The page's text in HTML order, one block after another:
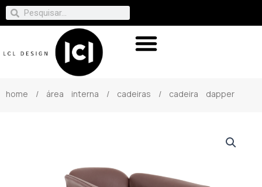
home / área interna / cadeiras / cadeira dapper